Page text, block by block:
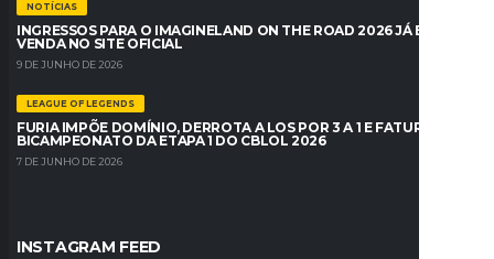
NOTÍCIAS
INGRESSOS PARA O IMAGINELAND ON THE ROAD 2026 JÁ ESTÃO À
VENDA NO SITE OFICIAL
9 DE JUNHO DE 2026
LEAGUE OF LEGENDS
FURIA IMPÕE DOMÍNIO, DERROTA A LOS POR 3 A 1 E FATURA O
BICAMPEONATO DA ETAPA 1 DO CBLOL 2026
7 DE JUNHO DE 2026
INSTAGRAM FEED